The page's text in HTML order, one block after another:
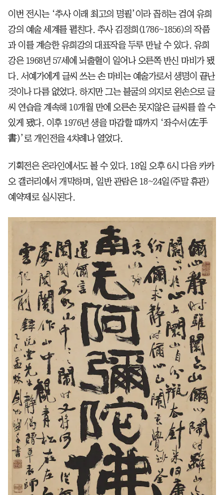
이번 전시는 ‘추사 이래 최고의 명필’이라 꼽히는 검여 유희
강의 예술 세계를 펼친다. 추사 김정희(1786~1856)의 작품
과 이를 계승한 유희강의 대표작을 두루 만날 수 있다. 유희
강은 1968년 57세에 뇌출혈이 일어나 오른쪽 반신 마비가 됐
다. 서예가에게 글씨 쓰는 손 마비는 예술가로서 생명이 끝난
것이나 다름 없었다. 하지만 그는 불굴의 의지로 왼손으로 글
씨 연습을 계속해 10개월 만에 오른손 못지않은 글씨를 쓸 수
있게 됐다. 이후 1976년 생을 마감할 때까지 ‘좌수서(左手
書)’로 개인전을 4차례나 열었다.
기획전은 온라인에서도 볼 수 있다. 18일 오후 6시 다음 카카
오 갤러리에서 개막하며, 일반 관람은 18~24일(주말 휴관)
예약제로 실시된다.